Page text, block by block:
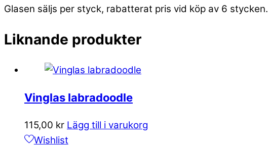
Glasen säljs per styck, rabatterat pris vid köp av 6 stycken.
Liknande produkter
Vinglas labradoodle
115,00 kr Lägg till i varukorg
Wishlist